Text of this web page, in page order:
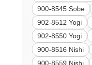
900-8545 Sobe
902-8512 Yogi
902-8550 Yogi
900-8516 Nishi
900-8559 Nishi